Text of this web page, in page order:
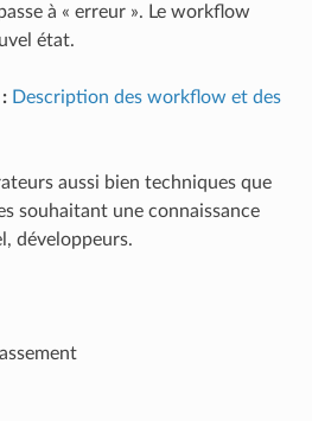
à « erreur ». Le workflow
état.
Description des workflow et des
aussi bien techniques que
souhaitant une connaissance
développeurs.